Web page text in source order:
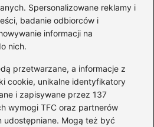
Spersonalizowane reklamy i
badanie odbiorców i
informacji na
nich.
przetwarzane, a informacje z
cookie, unikalne identyfikatory
i zapisywane przez 137
wymogi TFC oraz partnerów
udostępniane. Mogą też być
wprowadzeniem
kosztów remontu?
danych należy
zakres prac, które
sporządzić listę
Dzięki temu można
obraz